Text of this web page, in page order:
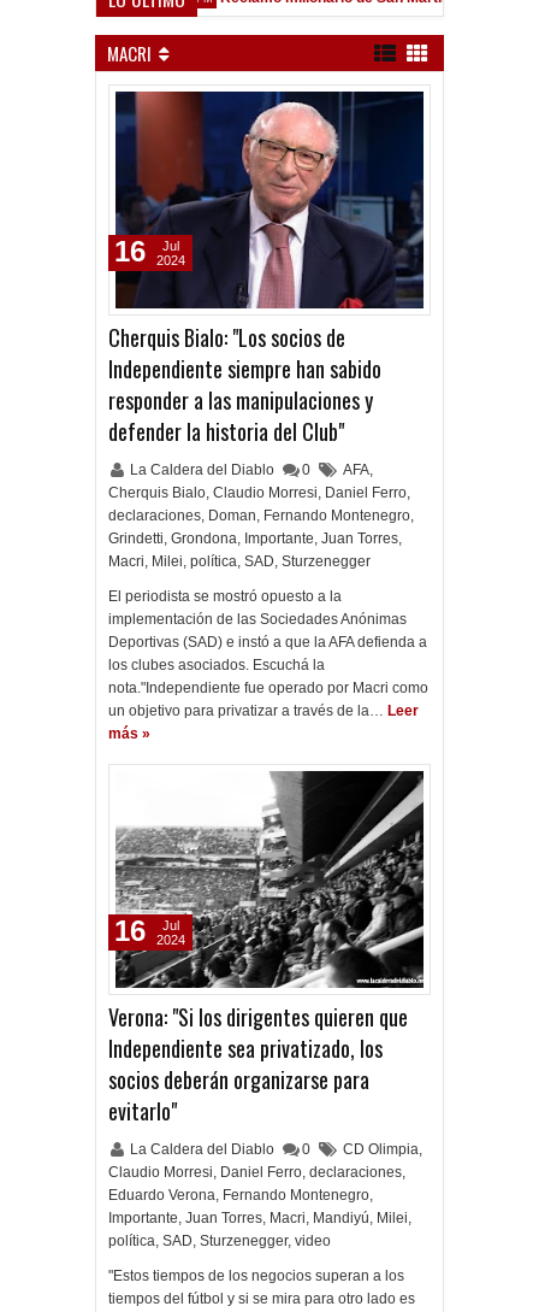
MACRI
Cherquis Bialo: "Los socios de
Independiente siempre han sabido
responder a las manipulaciones y
defender la historia del Club"
La Caldera del Diablo 0 AFA,
Cherquis Bialo, Claudio Morresi, Daniel Ferro,
declaraciones, Doman, Fernando Montenegro,
Grindetti, Grondona, Importante, Juan Torres,
Macri, Milei, política, SAD, Sturzenegger
El periodista se mostró opuesto a la
implementación de las Sociedades Anónimas
Deportivas (SAD) e instó a que la AFA defienda a
los clubes asociados. Escuchá la
nota."Independiente fue operado por Macri como
un objetivo para privatizar a través de la… Leer
más »
16
Jul
2024
Verona: "Si los dirigentes quieren que
Independiente sea privatizado, los
socios deberán organizarse para
evitarlo"
La Caldera del Diablo 0 CD Olimpia,
Claudio Morresi, Daniel Ferro, declaraciones,
Eduardo Verona, Fernando Montenegro,
Importante, Juan Torres, Macri, Mandiyú, Milei,
política, SAD, Sturzenegger, video
"Estos tiempos de los negocios superan a los
tiempos del fútbol y si se mira para otro lado es
16
Jul
2024